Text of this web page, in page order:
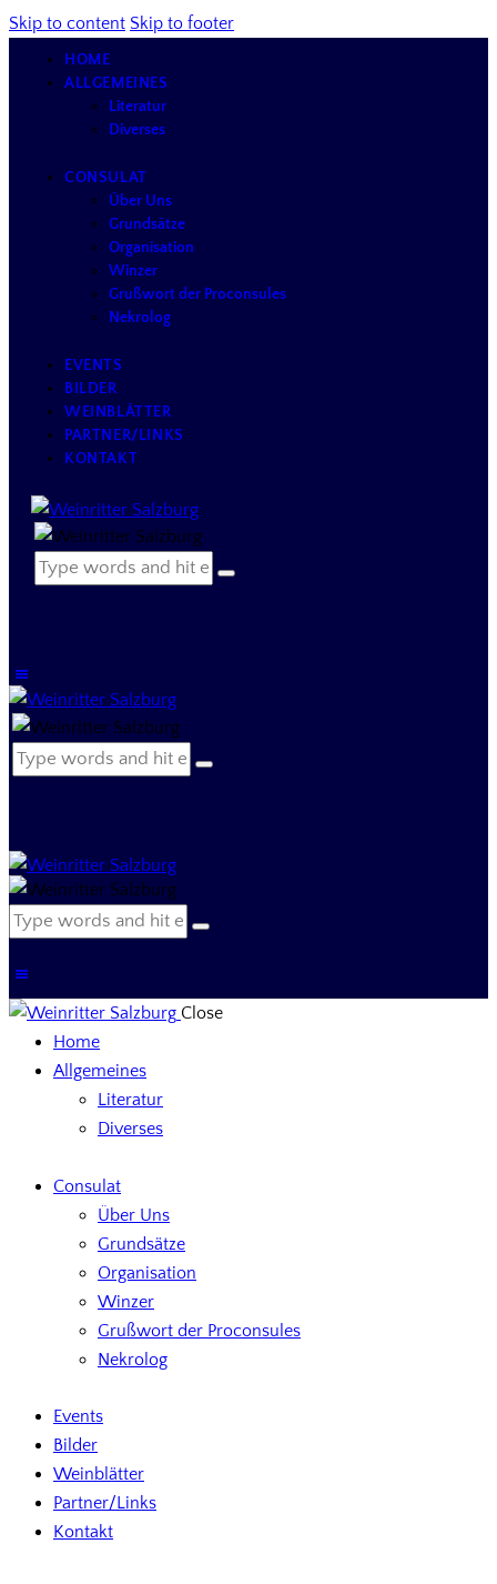
Skip to content Skip to footer
HOME
ALLGEMEINES
Literatur
Diverses
CONSULAT
Über Uns
Grundsätze
Organisation
Winzer
Grußwort der Proconsules
Nekrolog
EVENTS
BILDER
WEINBLÄTTER
PARTNER/LINKS
KONTAKT
Close
Home
Allgemeines
Literatur
Diverses
Consulat
Über Uns
Grundsätze
Organisation
Winzer
Grußwort der Proconsules
Nekrolog
Events
Bilder
Weinblätter
Partner/Links
Kontakt